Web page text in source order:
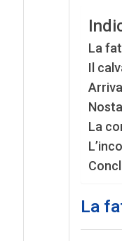
La
Il
La
La